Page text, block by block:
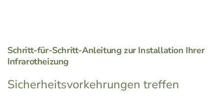
Schritt-für-Schritt-Anleitung zur Installation Ihrer
Infrarotheizung
Sicherheitsvorkehrungen treffen